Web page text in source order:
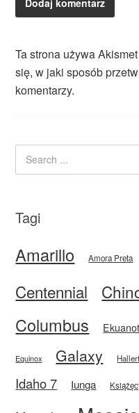
Ta strona używa
się, w jaki sposób
komentarzy.
Tagi
Amarillo Amora Preta
Centennial
Columbus Ekuanot
Equinox Galaxy
Idaho 7 Iunga